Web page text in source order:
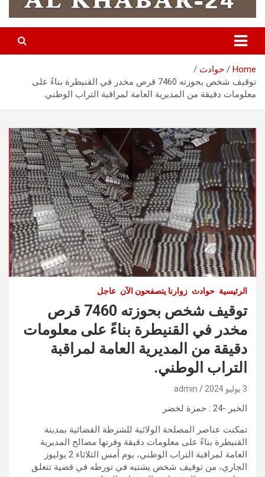
Home
حوادث
توقيف شخص بحوزته 7460 قرص مخدر في القنيطرة بناءً على
معلومات دقيقة من المديرية العامة لمراقبة التراب الوطني.
الرئيسية حوادث زوارنا يتصفحون الآن عاجل
توقيف شخص بحوزته 7460 قرص
مخدر في القنيطرة بناءً على معلومات
دقيقة من المديرية العامة لمراقبة
التراب الوطني.
3 يوليو 2024 admin
الخبر -24 : حمزة لخضر
تمكنت عناصر المصلحة الولائية للشرطة القضائية بمدينة
القنيطرة بناءً على معلومات دقيقة وفرتها مصالح المديرية
العامة لمراقبة التراب الوطني، يوم أمس الثلاثاء 2 يوليوز
الجاري، من توقيف شخص يشتبه في تورطه في قضية تتعلق